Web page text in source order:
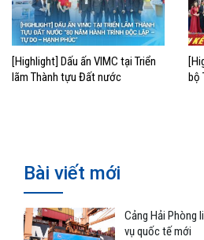
[Highlight] Dấu ấn VIMC tại Triển
lãm Thành tựu Đất nước
bộ
Bài viết mới
Cảng Hải Phòng
vụ quốc tế mới